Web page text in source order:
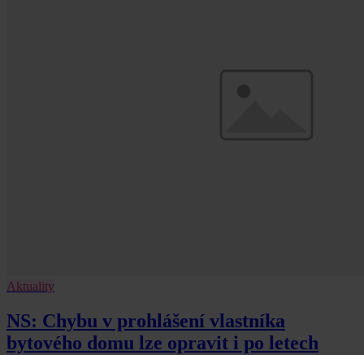
Aktuality
NS: Chybu v prohlášení vlastníka
bytového domu lze opravit i po letech